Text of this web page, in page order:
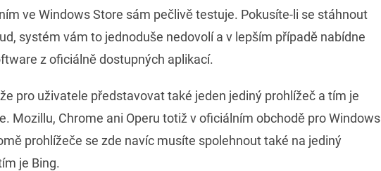
ve Windows Store sám pečlivě testuje. Pokusíte-li se stáhnout
systém vám to jednoduše nedovolí a v lepším případě nabídne
z oficiálně dostupných aplikací.
pro uživatele představovat také jeden jediný prohlížeč a tím je
Mozillu, Chrome ani Operu totiž v oficiálním obchodě pro Windows
prohlížeče se zde navíc musíte spolehnout také na jediný
je Bing.